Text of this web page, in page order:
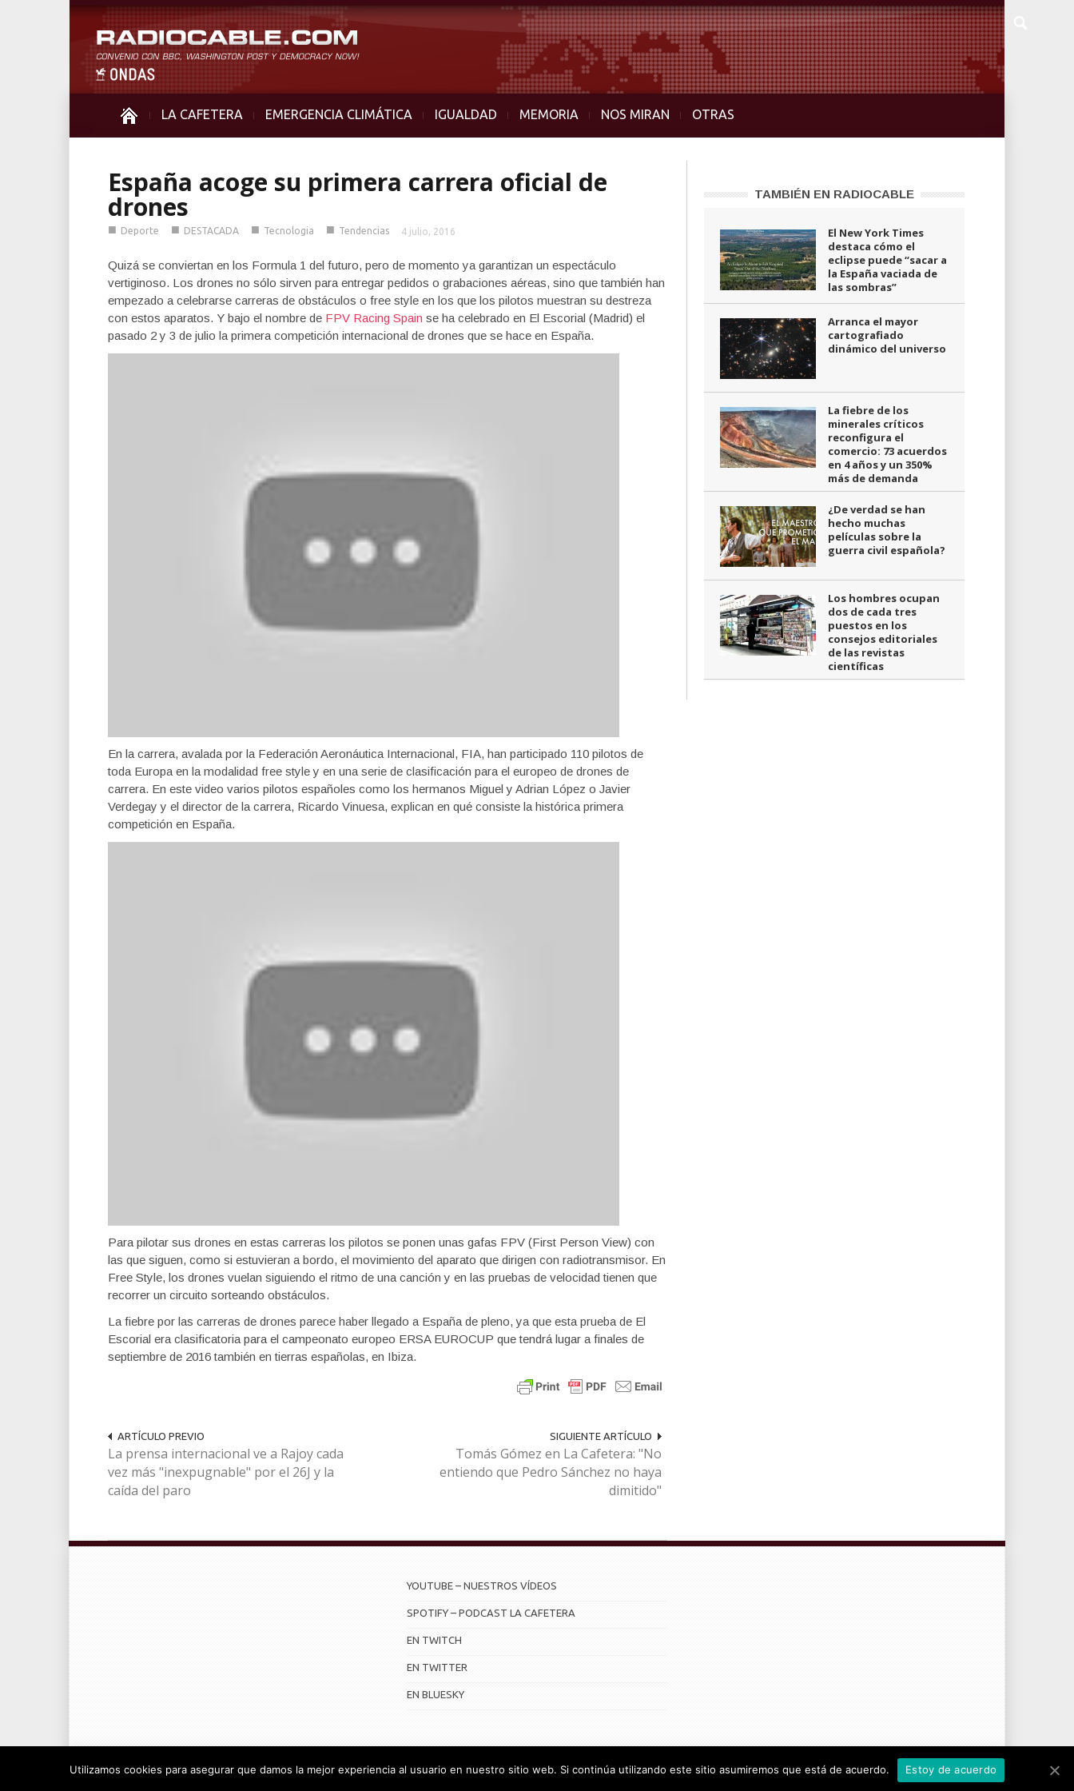
LA CAFETERA EMERGENCIA CLIMÁTICA IGUALDAD MEMORIA NOS MIRAN OTRAS
España acoge su primera carrera oficial de
drones
■ Deporte ■ DESTACADA ■ Tecnologia ■ Tendencias 4 julio, 2016
Quizá se conviertan en los Formula 1 del futuro, pero de momento ya garantizan un espectáculo
vertiginoso. Los drones no sólo sirven para entregar pedidos o grabaciones aéreas, sino que también han
empezado a celebrarse carreras de obstáculos o free style en los que los pilotos muestran su destreza
con estos aparatos. Y bajo el nombre de FPV Racing Spain se ha celebrado en El Escorial (Madrid) el
pasado 2 y 3 de julio la primera competición internacional de drones que se hace en España.
En la carrera, avalada por la Federación Aeronáutica Internacional, FIA, han participado 110 pilotos de
toda Europa en la modalidad free style y en una serie de clasificación para el europeo de drones de
carrera. En este video varios pilotos españoles como los hermanos Miguel y Adrian López o Javier
Verdegay y el director de la carrera, Ricardo Vinuesa, explican en qué consiste la histórica primera
competición en España.
Para pilotar sus drones en estas carreras los pilotos se ponen unas gafas FPV (First Person View) con
las que siguen, como si estuvieran a bordo, el movimiento del aparato que dirigen con radiotransmisor. En
Free Style, los drones vuelan siguiendo el ritmo de una canción y en las pruebas de velocidad tienen que
recorrer un circuito sorteando obstáculos.
La fiebre por las carreras de drones parece haber llegado a España de pleno, ya que esta prueba de El
Escorial era clasificatoria para el campeonato europeo ERSA EUROCUP que tendrá lugar a finales de
septiembre de 2016 también en tierras españolas, en Ibiza.
ARTÍCULO PREVIO
La prensa internacional ve a Rajoy cada
vez más "inexpugnable" por el 26J y la
caída del paro
SIGUIENTE ARTÍCULO
Tomás Gómez en La Cafetera: "No
entiendo que Pedro Sánchez no haya
dimitido"
TAMBIÉN EN RADIOCABLE
El New York Times
destaca cómo el
eclipse puede “sacar a
la España vaciada de
las sombras”
Arranca el mayor
cartografiado
dinámico del universo
La fiebre de los
minerales críticos
reconfigura el
comercio: 73 acuerdos
en 4 años y un 350%
más de demanda
¿De verdad se han
hecho muchas
películas sobre la
guerra civil española?
Los hombres ocupan
dos de cada tres
puestos en los
consejos editoriales
de las revistas
científicas
YOUTUBE – NUESTROS VÍDEOS
SPOTIFY – PODCAST LA CAFETERA
EN TWITCH
EN TWITTER
EN BLUESKY
© Radiocable en Internet S.L. CONTRATO DE SERVICIOS Y POLÍTICA DE PRIVACIDAD
Utilizamos cookies para asegurar que damos la mejor experiencia al usuario en nuestro sitio web. Si continúa utilizando este sitio asumiremos que está de acuerdo. Estoy de acuerdo